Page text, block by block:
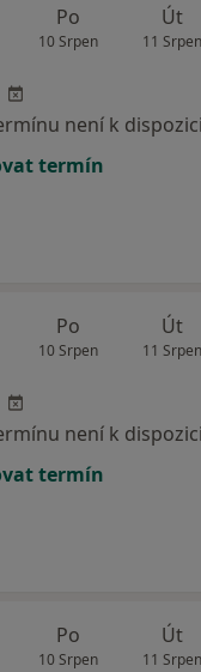
Po
10 Srpen
Út
11 Srpen
není k dispozici
termín
Po
10 Srpen
Út
11 Srpen
není k dispozici
termín
Po
10 Srpen
Út
11 Srpen